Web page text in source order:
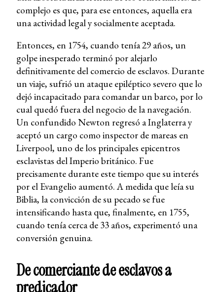
complejo es que, para ese entonces, aquella era
una actividad legal y socialmente aceptada.
Entonces, en 1754, cuando tenía 29 años, un
golpe inesperado terminó por alejarlo
definitivamente del comercio de esclavos. Durante
un viaje, sufrió un ataque epiléptico severo que lo
dejó incapacitado para comandar un barco, por lo
cual quedó fuera del negocio de la navegación.
Un confundido Newton regresó a Inglaterra y
aceptó un cargo como inspector de mareas en
Liverpool, uno de los principales epicentros
esclavistas del Imperio británico. Fue
precisamente durante este tiempo que su interés
por el Evangelio aumentó. A medida que leía su
Biblia, la convicción de su pecado se fue
intensificando hasta que, finalmente, en 1755,
cuando tenía cerca de 33 años, experimentó una
conversión genuina.
De comerciante de esclavos a
predicador